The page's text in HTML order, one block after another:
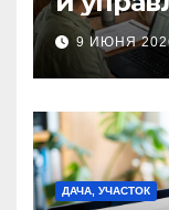
9 ИЮНЯ
ДАЧА, УЧАСТОК